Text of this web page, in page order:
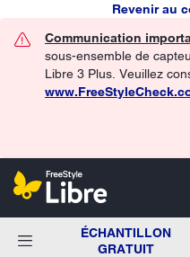
Revenir au
Communication
sous-ensemble de
Libre 3 Plus. Veuillez
ÉCHANTILLON
GRATUIT